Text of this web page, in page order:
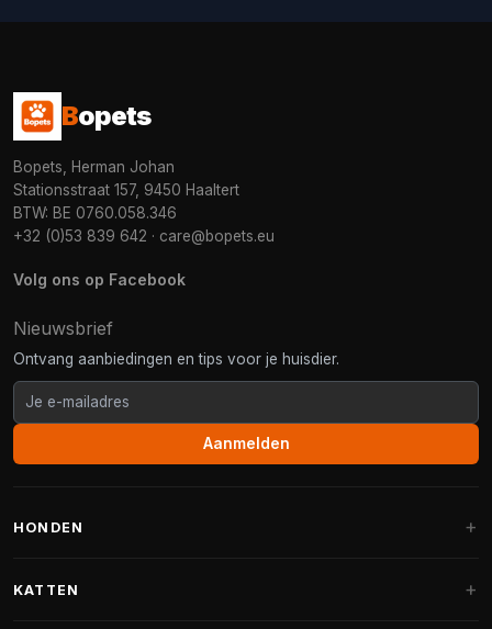
Bopets
Bopets, Herman Johan
Stationsstraat 157, 9450 Haaltert
BTW: BE 0760.058.346
+32 (0)53 839 642 · care@bopets.eu
Volg ons op Facebook
Nieuwsbrief
Ontvang aanbiedingen en tips voor je huisdier.
Aanmelden
HONDEN
KATTEN